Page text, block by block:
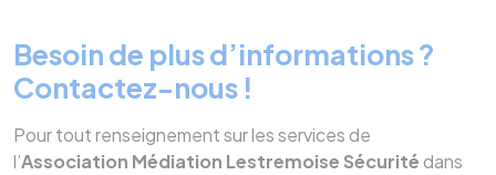
Besoin de plus d’informations ?
Contactez-nous !
Pour tout renseignement sur les services de
l’Association Médiation Lestremoise Sécurité dans